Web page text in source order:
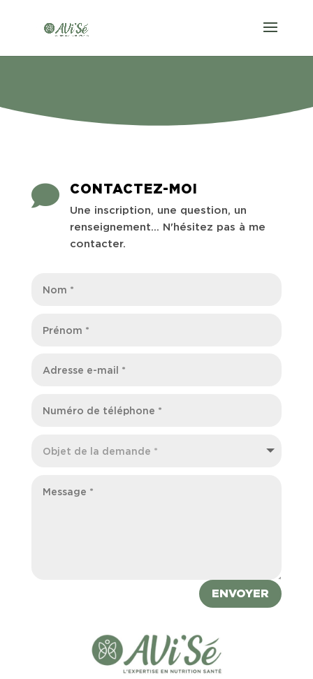
 CONTACTEZ-MOI
Une inscription, une question, un
renseignement... N'hésitez pas à me
contacter.
ENVOYER